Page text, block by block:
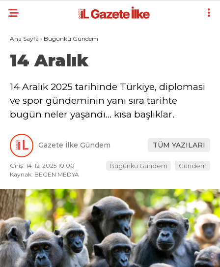
Ana Sayfa › Bugünkü Gündem
14 Aralık
14 Aralık 2025 tarihinde Türkiye, diplomasi
ve spor gündeminin yanı sıra tarihte
bugün neler yaşandı… kısa başlıklar.
Gazete İlke Gündem TÜM YAZILARI
Giriş: 14-12-2025 10:00
Kaynak: BEGEN MEDYA
Bugünkü Gündem Gündem